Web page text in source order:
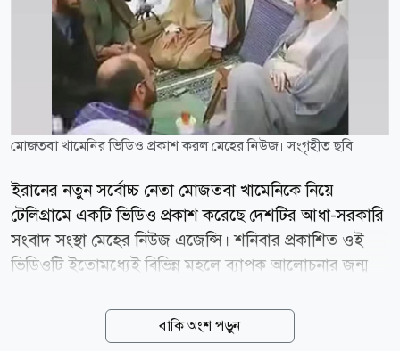
মোজতবা খামেনির ভিডিও প্রকাশ করল মেহের নিউজ। সংগৃহীত ছবি
ইরানের নতুন সর্বোচ্চ নেতা মোজতবা খামেনিকে নিয়ে
টেলিগ্রামে একটি ভিডিও প্রকাশ করেছে দেশটির আধা-সরকারি
সংবাদ সংস্থা মেহের নিউজ এজেন্সি। শনিবার প্রকাশিত ওই
ভিডিওটি ইতোমধ্যেই বিভিন্ন মহলে ব্যাপক আলোচনার জন্ম
কয়েকজন মানুষ ঘিরে রেখেছেন। তাকে দেখে মনে হচ্ছিল, তিনি
তার আশেপাশের মানুষের সঙ্গে কথা বলছেন। তবে ভিডিওটি
বাকি অংশ পড়ুন